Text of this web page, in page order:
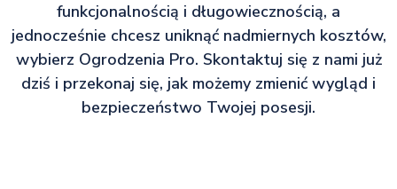
funkcjonalnością i długowiecznością, a
jednocześnie chcesz uniknąć nadmiernych kosztów,
wybierz Ogrodzenia Pro. Skontaktuj się z nami już
dziś i przekonaj się, jak możemy zmienić wygląd i
bezpieczeństwo Twojej posesji.